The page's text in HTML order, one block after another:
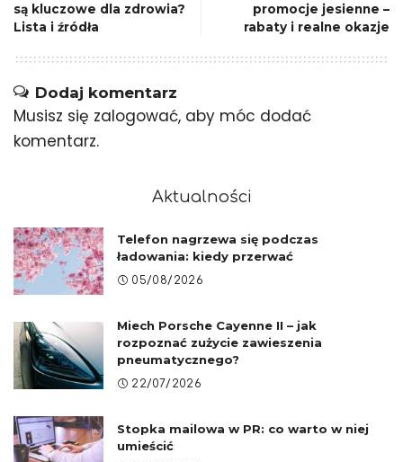
są kluczowe dla zdrowia?
Lista i źródła
promocje jesienne –
rabaty i realne okazje
Dodaj komentarz
Musisz się zalogować, aby móc dodać
komentarz.
Aktualności
Telefon nagrzewa się podczas
ładowania: kiedy przerwać
05/08/2026
Miech Porsche Cayenne II – jak
rozpoznać zużycie zawieszenia
pneumatycznego?
22/07/2026
Stopka mailowa w PR: co warto w niej
umieścić